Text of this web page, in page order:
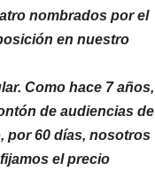
nombrados por el
en nuestro
Como hace 7 años,
de audiencias de
por 60 días, nosotros
el precio